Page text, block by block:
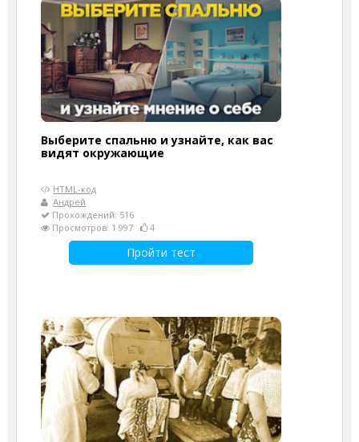
Выберите спальню и узнайте, как вас
видят окружающие
HTML-код
Андрей
Прохождений: 516
Просмотров: 1 997
4
Пройти тест